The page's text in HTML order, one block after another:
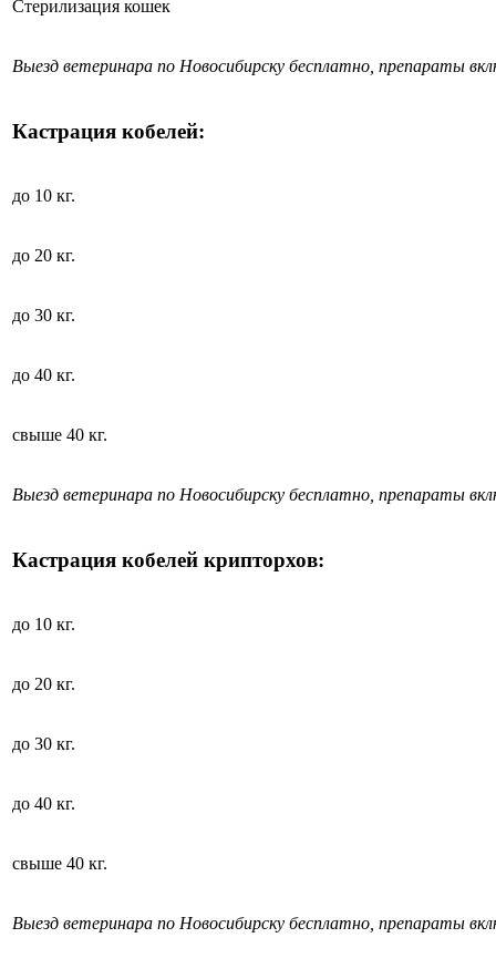
Стерилизация кошек
Выезд ветеринара по Новосибирску бесплатно, препараты
Кастрация кобелей:
до 10 кг.
до 20 кг.
до 30 кг.
до 40 кг.
свыше 40 кг.
Выезд ветеринара по Новосибирску бесплатно, препараты
Кастрация кобелей крипторхов:
до 10 кг.
до 20 кг.
до 30 кг.
до 40 кг.
свыше 40 кг.
Выезд ветеринара по Новосибирску бесплатно, препараты